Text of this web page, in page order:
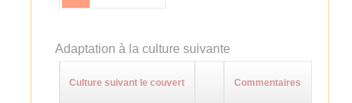
Adaptation à la culture suivante
Culture suivant le couvert Commentaires